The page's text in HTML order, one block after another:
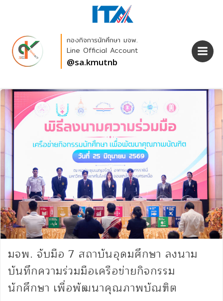
Skip
to
กองกิจการนักศึกษา มจพ.
Line Official Account
@sa.kmutnb
มจพ. จับมือ 7 สถาบันอุดมศึกษา ลงนาม
บันทึกความร่วมมือเครือข่ายกิจกรรม
นักศึกษา เพื่อพัฒนาคุณภาพบัณฑิต